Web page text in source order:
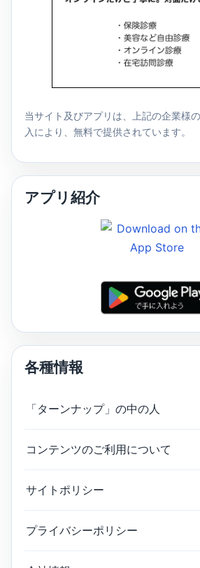
当サイト及びアプリは、上記の企業様
入により、無料で提供されています。
アプリ紹介
各種情報
「ターンナップ」の中の人
コンテンツのご利用について
サイトポリシー
プライバシーポリシー